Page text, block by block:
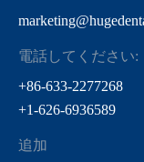
電話してください:
+86-633-2277268
+1-626-6936589
追加